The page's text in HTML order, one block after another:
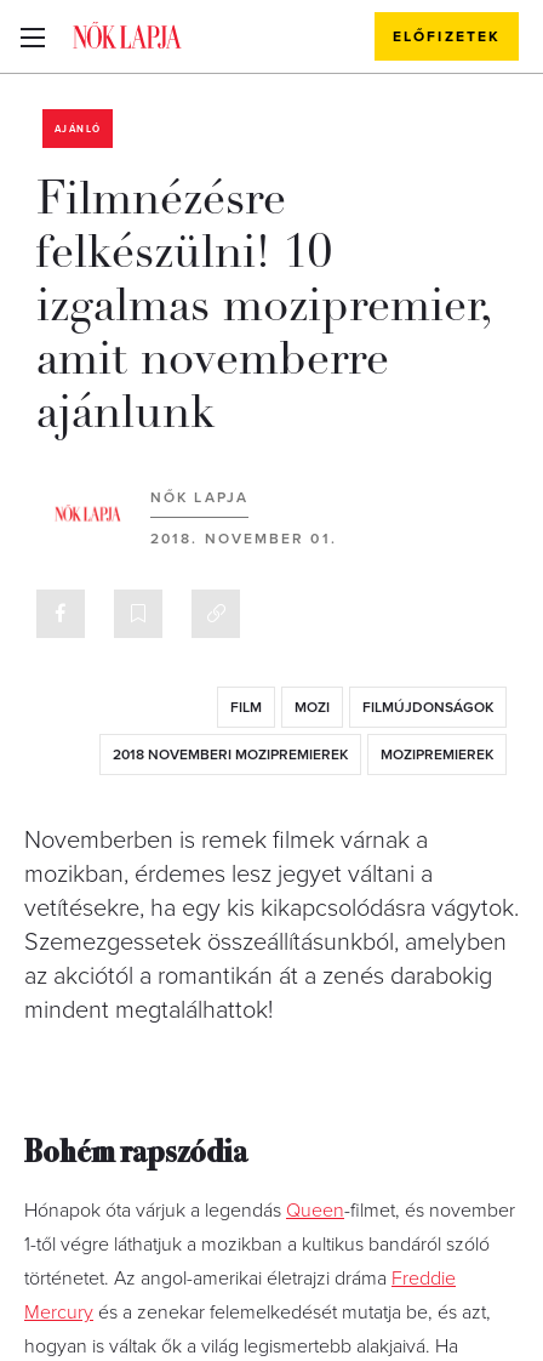
ELŐFIZETEK
AJÁNLÓ
Filmnézésre
felkészülni! 10
izgalmas mozipremier,
amit novemberre
ajánlunk
NŐK LAPJA
2018. NOVEMBER 01.
FILM MOZI FILMÚJDONSÁGOK
2018 NOVEMBERI MOZIPREMIEREK MOZIPREMIEREK
Novemberben is remek filmek várnak a
mozikban, érdemes lesz jegyet váltani a
vetítésekre, ha egy kis kikapcsolódásra vágytok.
Szemezgessetek összeállításunkból, amelyben
az akciótól a romantikán át a zenés darabokig
mindent megtalálhattok!
Bohém rapszódia
Hónapok óta várjuk a legendás Queen-filmet, és november
1-től végre láthatjuk a mozikban a kultikus bandáról szóló
történetet. Az angol-amerikai életrajzi dráma Freddie
Mercury és a zenekar felemelkedését mutatja be, és azt,
hogyan is váltak ők a világ legismertebb alakjaivá. Ha